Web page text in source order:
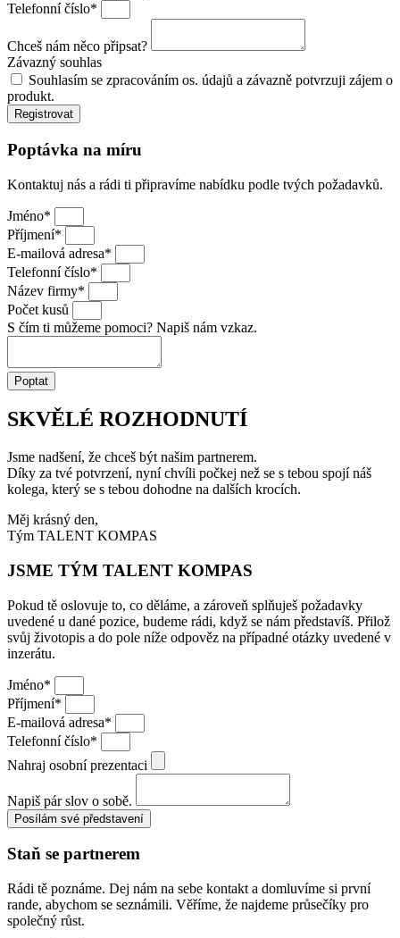
Telefonní číslo*
Chceš nám něco připsat?
Závazný souhlas
Souhlasím se zpracováním os. údajů a závazně potvrzuji zájem o
produkt.
Registrovat
Poptávka na míru
Kontaktuj nás a rádi ti připravíme nabídku podle tvých požadavků.
Jméno*
Příjmení*
E-mailová adresa*
Telefonní číslo*
Název firmy*
Počet kusů
S čím ti můžeme pomoci? Napiš nám vzkaz.
Poptat
SKVĚLÉ ROZHODNUTÍ
Jsme nadšení, že chceš být našim partnerem.
Díky za tvé potvrzení, nyní chvíli počkej než se s tebou spojí náš
kolega, který se s tebou dohodne na dalších krocích.
Měj krásný den,
Tým TALENT KOMPAS
JSME TÝM TALENT KOMPAS
Pokud tě oslovuje to, co děláme, a zároveň splňuješ požadavky
uvedené u dané pozice, budeme rádi, když se nám představíš. Přilož
svůj životopis a do pole níže odpověz na případné otázky uvedené v
inzerátu.
Jméno*
Příjmení*
E-mailová adresa*
Telefonní číslo*
Nahraj osobní prezentaci
Napiš pár slov o sobě.
Posílám své představení
Staň se partnerem
Rádi tě poznáme. Dej nám na sebe kontakt a domluvíme si první
rande, abychom se seznámili. Věříme, že najdeme průsečíky pro
společný růst.